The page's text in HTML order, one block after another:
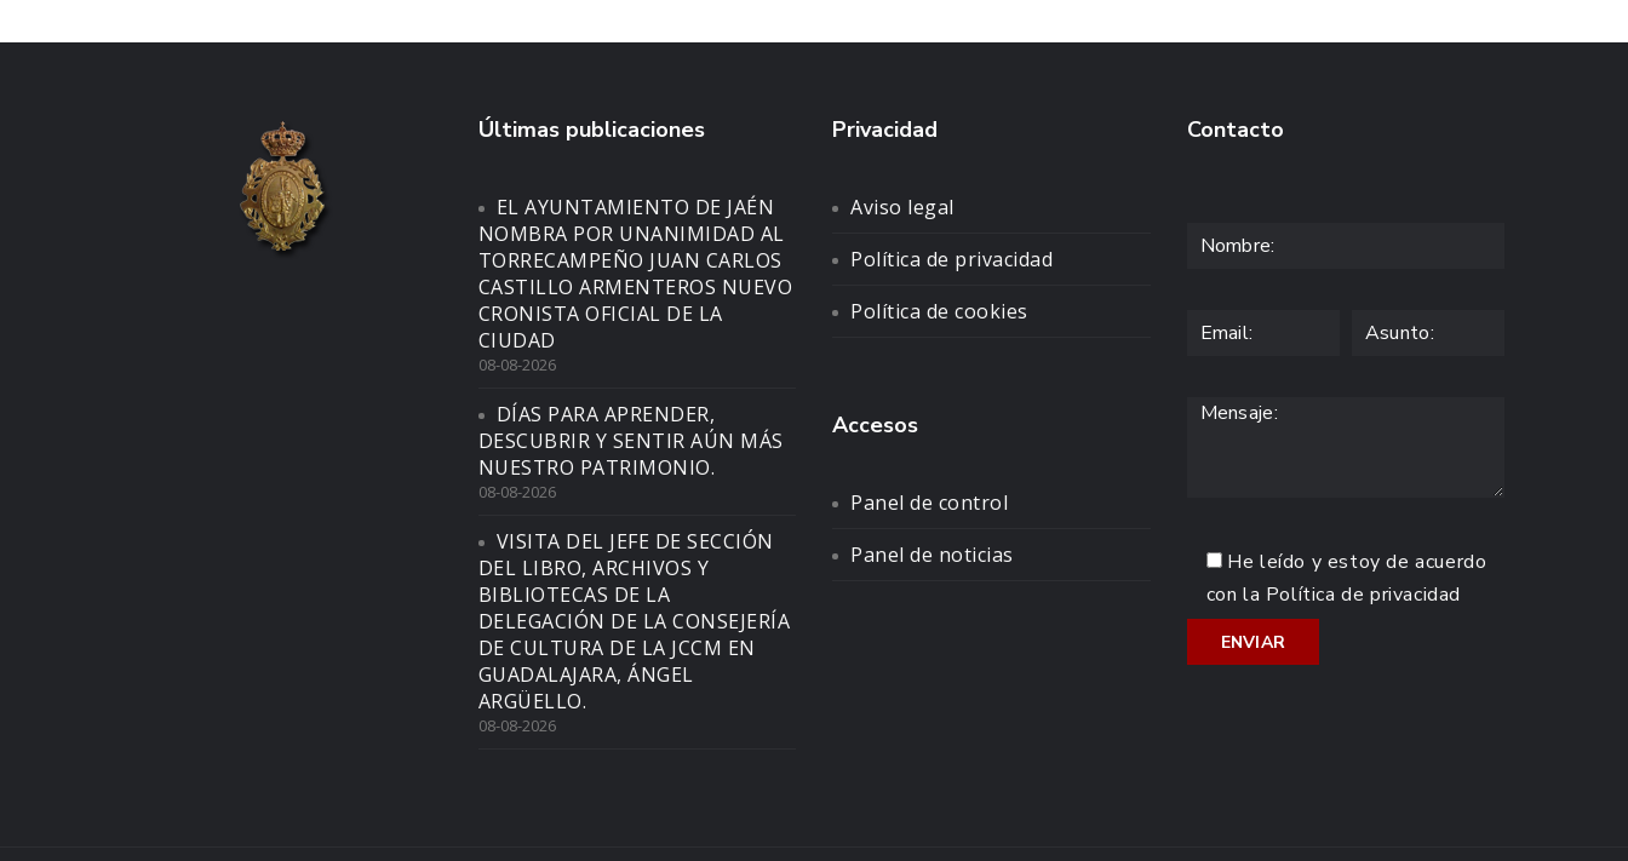
Últimas publicaciones
EL AYUNTAMIENTO DE JAÉN
NOMBRA POR UNANIMIDAD AL
TORRECAMPEÑO JUAN CARLOS
CASTILLO ARMENTEROS NUEVO
CRONISTA OFICIAL DE LA
CIUDAD
08-08-2026
DÍAS PARA APRENDER,
DESCUBRIR Y SENTIR AÚN MÁS
NUESTRO PATRIMONIO.
08-08-2026
VISITA DEL JEFE DE SECCIÓN
DEL LIBRO, ARCHIVOS Y
BIBLIOTECAS DE LA
DELEGACIÓN DE LA CONSEJERÍA
DE CULTURA DE LA JCCM EN
GUADALAJARA, ÁNGEL
ARGÜELLO.
08-08-2026
Privacidad
Aviso legal
Política de privacidad
Política de cookies
Accesos
Panel de control
Panel de noticias
Contacto
He leído y estoy de acuerdo
con la Política de privacidad